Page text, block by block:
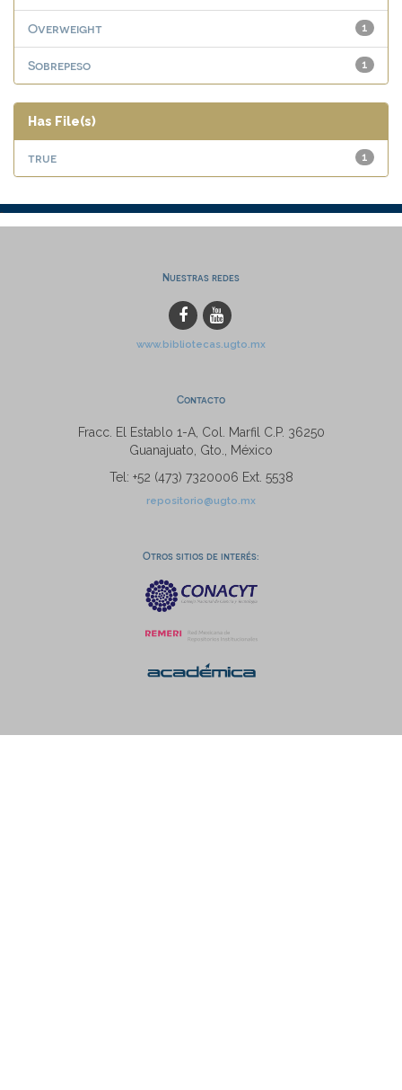
1
Overweight
1
Sobrepeso
Has File(s)
1
true
Nuestras redes
www.bibliotecas.ugto.mx
Contacto
Fracc. El Establo 1-A, Col. Marfil C.P. 36250
Guanajuato, Gto., México
Tel: +52 (473) 7320006 Ext. 5538
repositorio@ugto.mx
Otros sitios de interés: